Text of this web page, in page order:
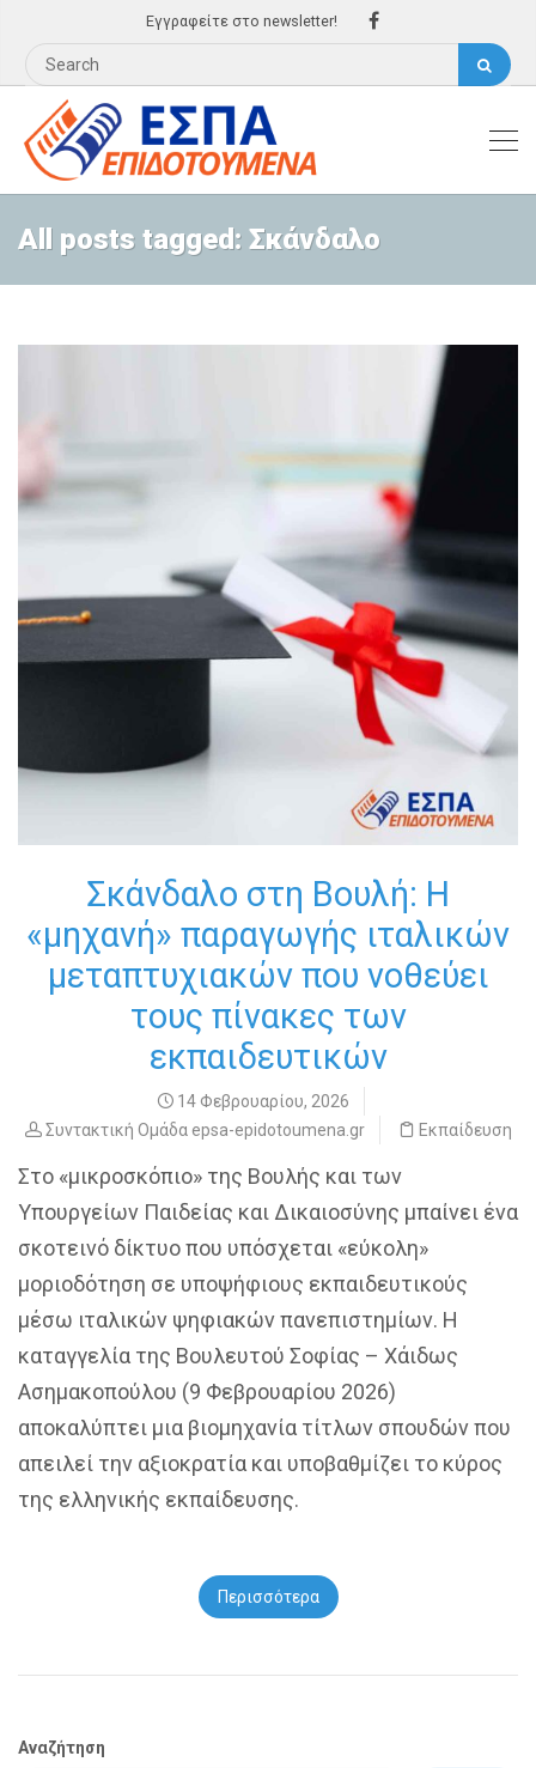
Εγγραφείτε στο newsletter!
All posts tagged: Σκάνδαλο
Σκάνδαλο στη Βουλή: Η
«μηχανή» παραγωγής ιταλικών
μεταπτυχιακών που νοθεύει
τους πίνακες των
εκπαιδευτικών
14 Φεβρουαρίου, 2026
Συντακτική Ομάδα epsa-epidotoumena.gr
Εκπαίδευση
Στο «μικροσκόπιο» της Βουλής και των
Υπουργείων Παιδείας και Δικαιοσύνης μπαίνει ένα
σκοτεινό δίκτυο που υπόσχεται «εύκολη»
μοριοδότηση σε υποψήφιους εκπαιδευτικούς
μέσω ιταλικών ψηφιακών πανεπιστημίων. Η
καταγγελία της Βουλευτού Σοφίας – Χάιδως
Ασημακοπούλου (9 Φεβρουαρίου 2026)
αποκαλύπτει μια βιομηχανία τίτλων σπουδών που
απειλεί την αξιοκρατία και υποβαθμίζει το κύρος
της ελληνικής εκπαίδευσης.
Περισσότερα
Αναζήτηση